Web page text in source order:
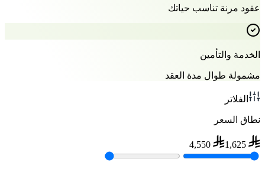
عقود مرنة تناسب حياتك
الخدمة والتأمين
مشمولة طوال مدة العقد
الفلاتر
نطاق السعر
1,625
4,550